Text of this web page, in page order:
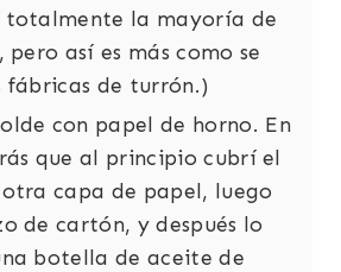
totalmente la mayoría de
pero así es más como se
fábricas de turrón.)
con papel de horno. En
que al principio cubrí el
capa de papel, luego
de cartón, y después lo
botella de aceite de